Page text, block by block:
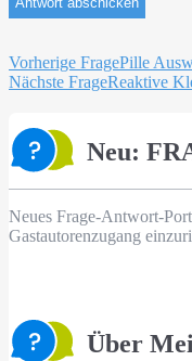
Vorherige FragePille
Nächste FrageReaktive
Neu:
Neues Frage-Antwort-
Gastautorenzugang
Über